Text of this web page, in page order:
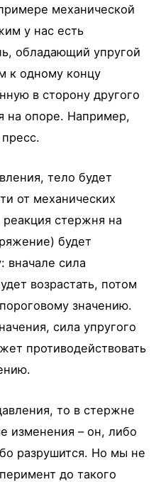
механической
у нас есть
обладающий упругой
к одному концу
в сторону другого
на опоре. Например,
тело будет
от механических
реакция стержня на
будет
вначале сила
возрастать, потом
значению.
сила упругого
противодействовать
то в стержне
изменения – он, либо
разрушится. Но мы не
до такого